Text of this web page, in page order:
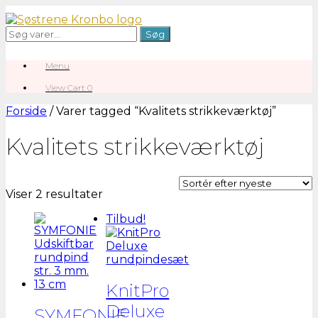
Gå
til
indhold
Søg
efter:
Søg
Menu
View
cart
View Cart 0
Forside / Varer tagged “Kvalitets strikkeværktøj”
Kvalitets strikkeværktøj
Viser 2 resultaterSorteret
seneste
Tilbud!
KnitPro
Deluxe